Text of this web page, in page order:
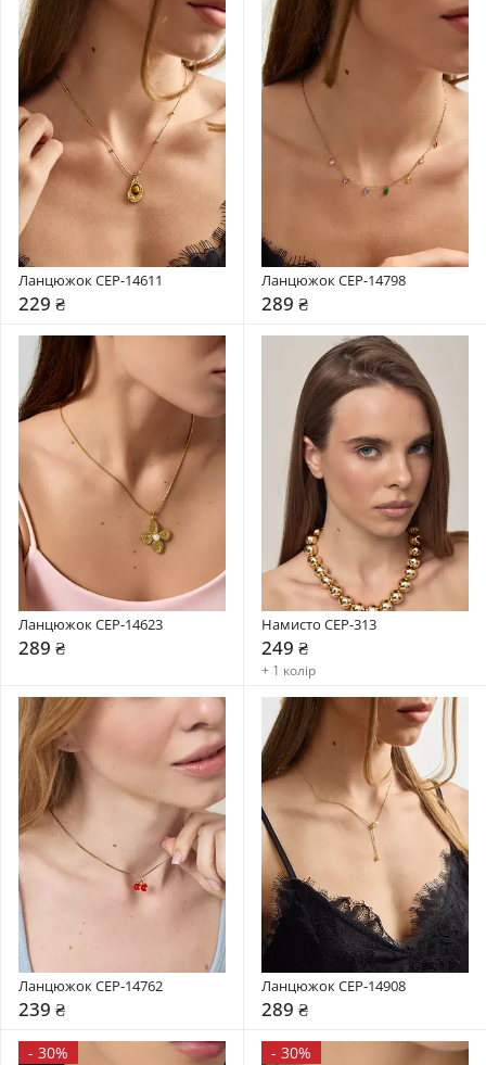
Ланцюжок CEP-14611
229 ₴
Ланцюжок CEP-14798
289 ₴
Ланцюжок CEP-14623
289 ₴
Намисто CEP-313
249 ₴
+ 1 колір
Ланцюжок CEP-14762
239 ₴
Ланцюжок CEP-14908
289 ₴
- 30% - 30%